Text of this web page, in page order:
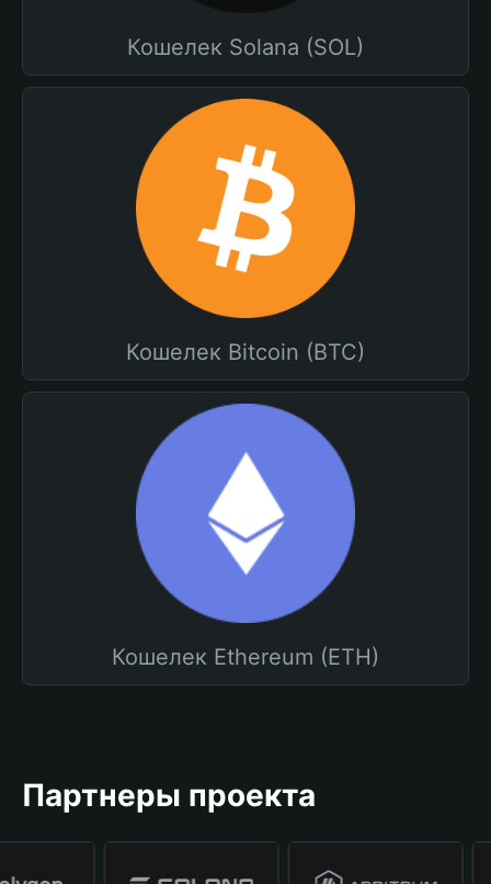
Кошелек Solana (SOL)
Кошелек Bitcoin (BTC)
Кошелек Ethereum (ETH)
Партнеры проекта